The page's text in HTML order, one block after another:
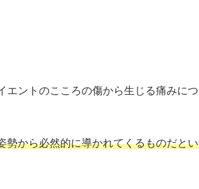
エントのこころの傷から生じる痛みにつ
勢から必然的に導かれてくるものだとい